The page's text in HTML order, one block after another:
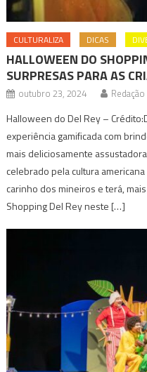
CULTURALIZA DICAS
HALLOWEEN DO
SURPRESAS PARA AS
outubro 23, 2024
Halloween do Del Rey –
experiência gamificada com
mais deliciosamente
celebrado pela cultura
carinho dos mineiros e terá,
Shopping Del Rey neste […]